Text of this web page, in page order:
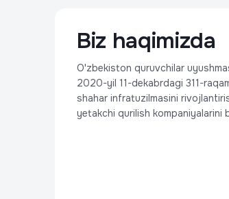
Biz haqimizda
O'zbekiston quruvchilar
2020-yil 11-dekabrdagi 311-
shahar infratuzilmasini
yetakchi qurilish kompaniyalarini